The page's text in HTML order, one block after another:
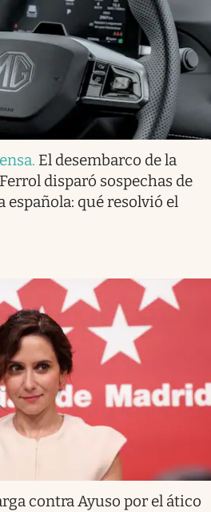
. El desembarco de la
disparó sospechas de
española: qué resolvió el
contra Ayuso por el ático